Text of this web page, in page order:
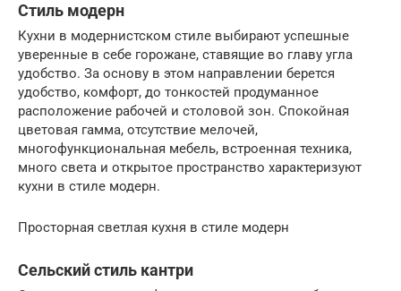
Стиль модерн
Кухни в модернистском стиле выбирают успешные
уверенные в себе горожане, ставящие во главу угла
удобство. За основу в этом направлении берется
удобство, комфорт, до тонкостей продуманное
расположение рабочей и столовой зон. Спокойная
цветовая гамма, отсутствие мелочей,
многофункциональная мебель, встроенная техника,
много света и открытое пространство характеризуют
кухни в стиле модерн.
Просторная светлая кухня в стиле модерн
Сельский стиль кантри